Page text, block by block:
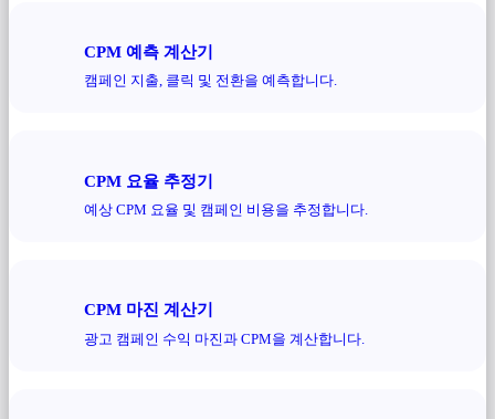
CPM 예측 계산기
캠페인 지출, 클릭 및 전환을 예측합니다.
CPM 요율 추정기
예상 CPM 요율 및 캠페인 비용을 추정합니다.
CPM 마진 계산기
광고 캠페인 수익 마진과 CPM을 계산합니다.